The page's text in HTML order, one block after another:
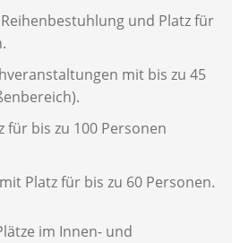
und Platz für
mit bis zu 45
für bis zu 100 Personen
Platz für bis zu 60 Personen.
im Innen- und